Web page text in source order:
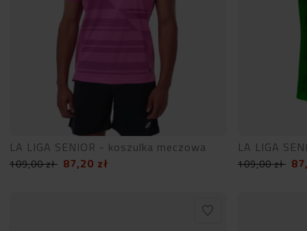
LA LIGA SENIOR - koszulka meczowa
109,00zł 87,20 zł
LA LIGA
109,00zł